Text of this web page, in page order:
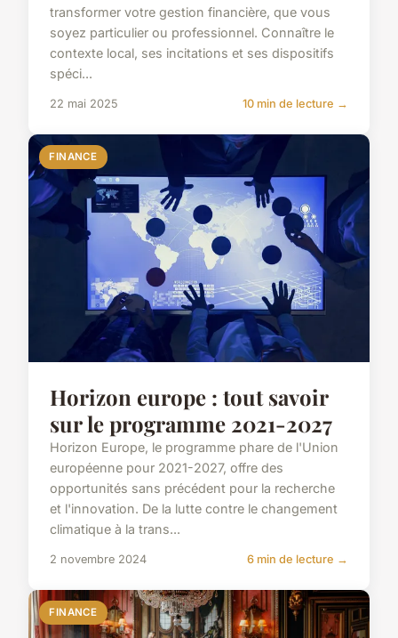
transformer votre gestion financière, que vous
soyez particulier ou professionnel. Connaître le
contexte local, ses incitations et ses dispositifs
spéci...
22 mai 2025 10 min de lecture →
FINANCE
Horizon europe : tout savoir
sur le programme 2021-2027
Horizon Europe, le programme phare de l'Union
européenne pour 2021-2027, offre des
opportunités sans précédent pour la recherche
et l'innovation. De la lutte contre le changement
climatique à la trans...
2 novembre 2024 6 min de lecture →
FINANCE